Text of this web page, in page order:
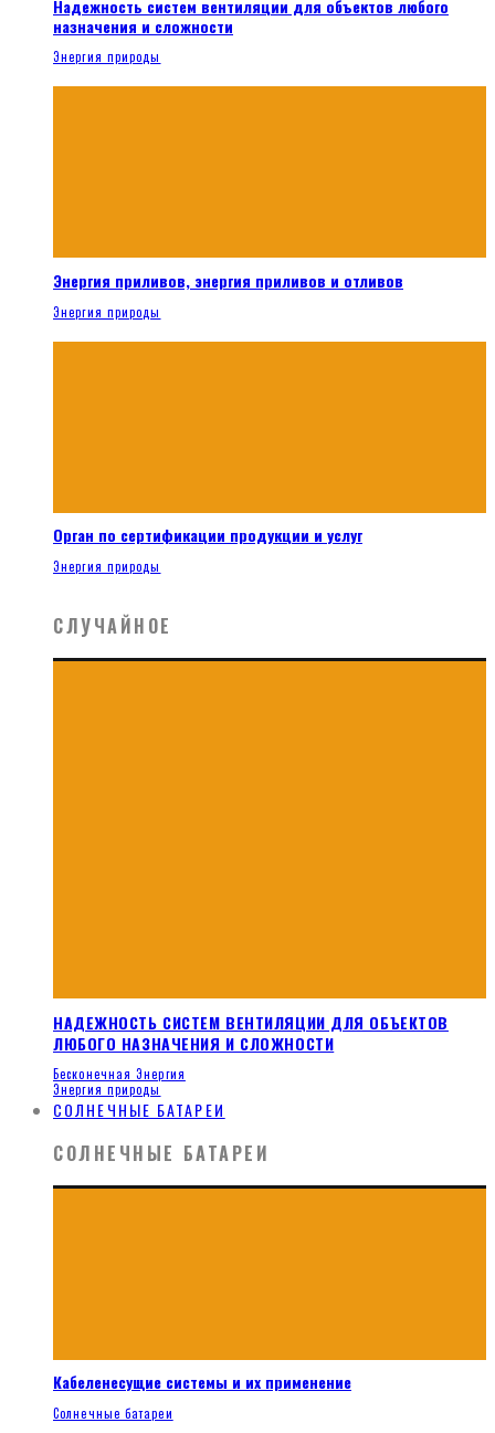
Надежность систем вентиляции для объектов любого
назначения и сложности
Энергия природы
Энергия приливов, энергия приливов и отливов
Энергия природы
Орган по сертификации продукции и услуг
Энергия природы
СЛУЧАЙНОЕ
НАДЕЖНОСТЬ СИСТЕМ ВЕНТИЛЯЦИИ ДЛЯ ОБЪЕКТОВ
ЛЮБОГО НАЗНАЧЕНИЯ И СЛОЖНОСТИ
Бесконечная Энергия
Энергия природы
СОЛНЕЧНЫЕ БАТАРЕИ
СОЛНЕЧНЫЕ БАТАРЕИ
Кабеленесущие системы и их применение
Солнечные батареи